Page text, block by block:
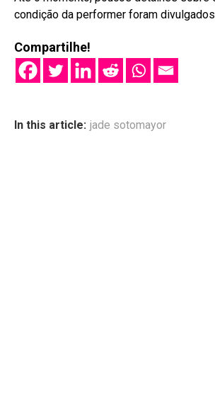
condição da performer foram divulgados
Compartilhe!
In this article: jade sotomayor